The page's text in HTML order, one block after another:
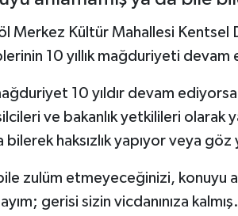
Merkez Kültür Mahallesi Kentsel
10 yıllık mağduriyeti devam
10 yıldır devam
ve bakanlık yetkilileri olarak
bilerek haksızlık yapıyor veya
zulüm etmeyeceğinizi, konuyu
gerisi sizin vicdanınıza kalmış.